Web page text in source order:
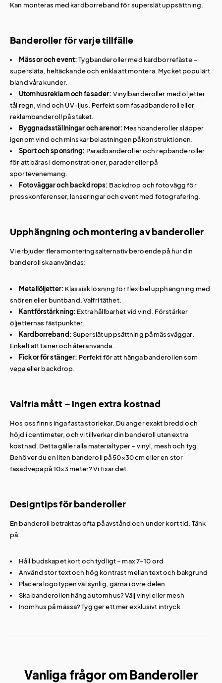
Kan monteras med kardborreband för superslät uppsättning.
Banderoller för varje tillfälle
Mässor och event:Tygbanderoller med kardborrefäste –
supersläta, heltäckande och enkla att montera. Mycket populärt
bland våra kunder.
Utomhusreklam och fasader: Vinylbanderoller med öljetter
tål regn, vind och UV-ljus. Perfekt som fasadbanderoll eller
reklambanderoll på staket.
Byggnadsställningar och arenor: Meshbanderoller släpper
igenom vind och minskar belastningen på konstruktionen.
Sport och sponsring: Paradbanderoller och repbanderoller
för att bäras i demonstrationer, parader eller på
sportevenemang.
Fotoväggar och backdrops: Backdrop ochfotoväggför
presskonferenser, lanseringar och event med fotografering.
Upphängning och montering av banderoller
Vi erbjuder flera monteringsalternativ beroende på hur din
banderoll ska användas:
Metallöljetter: Klassisk lösning för flexibel upphängning med
snören eller buntband. Valfri täthet.
Kantförstärkning: Extra hållbarhet vid vind. Förstärker
öljetternas fästpunkter.
Kardborreband:Superslät uppsättning på mässväggar.
Enkelt att ta ner och återanvända.
Fickor för stänger: Perfekt för att hänga banderollen som
vepa eller backdrop.
Valfria mått – ingen extra kostnad
Hos oss finns inga fasta storlekar. Du anger exakt bredd och
höjd i centimeter, och vi tillverkar din banderoll utan extra
kostnad. Detta gäller alla materialtyper – vinyl, mesh och tyg.
Behöver du en liten banderoll på 50×30 cm eller en stor
fasadvepa på 10×3 meter? Vi fixar det.
Designtips för banderoller
En banderoll betraktas ofta på avstånd och under kort tid. Tänk
på:
Håll budskapet kort och tydligt – max 7–10 ord
Använd stor text och hög kontrast mellan text och bakgrund
Placera logotypen väl synlig, gärna i övre delen
Ska banderollen hänga utomhus? Välj vinyl eller mesh
Inomhus på mässa? Tyg ger ett mer exklusivt intryck
Vanliga frågor om Banderoller